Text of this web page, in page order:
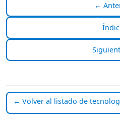
←
← Volver al listado de